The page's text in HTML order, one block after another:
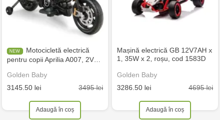
Motocicletă electrică
pentru copii Aprilia A007, 2V…
Golden Baby
3145.50 lei
3495 lei
Adaugă în coș
Mașină electrică GB 12V7AH x
1, 35W x 2, roșu, cod 1583D
Golden Baby
3286.50 lei
4695 lei
Adaugă în coș